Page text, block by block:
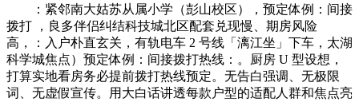
：紧邻南大姑苏从属小学（彭山校区），预定体例：间接
拨打 ，良多伴侣纠结科技城北区配套兑现慢、期房风险
高，：入户朴直玄关，有轨电车 2 号线「漓江坐」下车，太湖
科学城焦点）预定体例：间接拨打热线：。厨房 U 型设想，
打算实地看房务必提前拨打热线预定。无告白强调、无极限
词、无虚假宣传。用大白话讲透每款户型的适配人群和焦点亮